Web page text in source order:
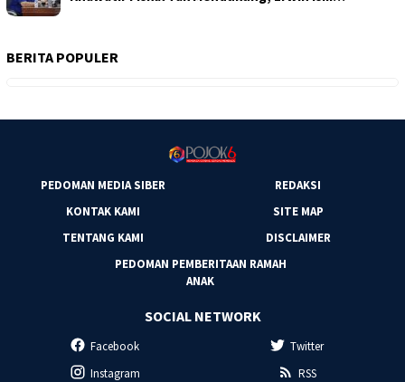
BERITA POPULER
PEDOMAN MEDIA SIBER
REDAKSI
KONTAK KAMI
SITE MAP
TENTANG KAMI
DISCLAIMER
PEDOMAN PEMBERITAAN RAMAH
ANAK
SOCIAL NETWORK
Facebook
Twitter
Instagram
RSS